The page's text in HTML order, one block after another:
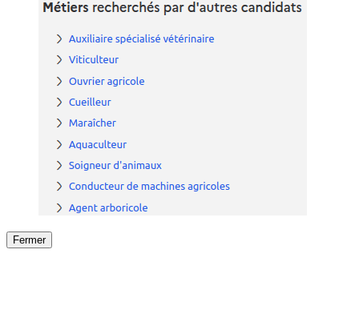
Fermer